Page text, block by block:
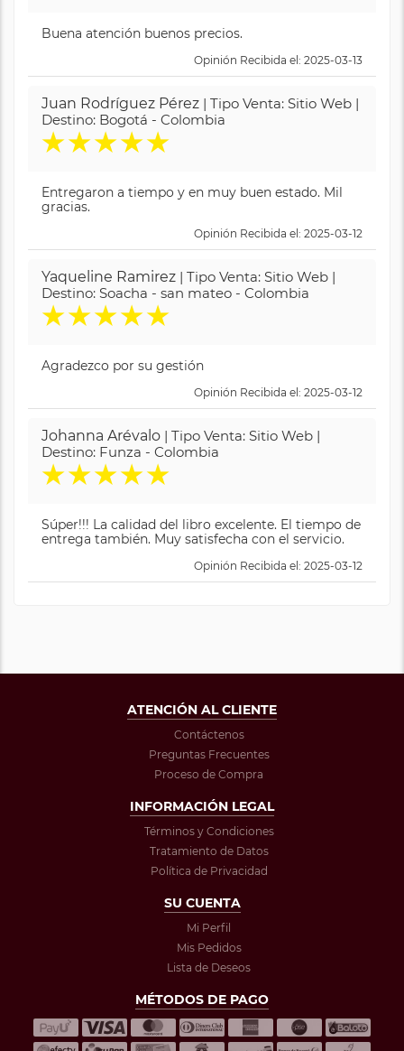
Buena atención buenos precios.
Opinión Recibida el: 2025-03-13
Juan Rodríguez Pérez | Tipo Venta: Sitio Web |
Destino: Bogotá - Colombia
★★★★★
Entregaron a tiempo y en muy buen estado. Mil
gracias.
Opinión Recibida el: 2025-03-12
Yaqueline Ramirez | Tipo Venta: Sitio Web |
Destino: Soacha - san mateo - Colombia
★★★★★
Agradezco por su gestión
Opinión Recibida el: 2025-03-12
Johanna Arévalo | Tipo Venta: Sitio Web |
Destino: Funza - Colombia
★★★★★
Súper!!! La calidad del libro excelente. El tiempo de
entrega también. Muy satisfecha con el servicio.
Opinión Recibida el: 2025-03-12
ATENCIÓN AL CLIENTE
Contáctenos
Preguntas Frecuentes
Proceso de Compra
INFORMACIÓN LEGAL
Términos y Condiciones
Tratamiento de Datos
Política de Privacidad
SU CUENTA
Mi Perfil
Mis Pedidos
Lista de Deseos
MÉTODOS DE PAGO